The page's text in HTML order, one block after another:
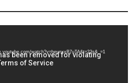
watch?v=heunxxB7uTA&t=22s&_=1